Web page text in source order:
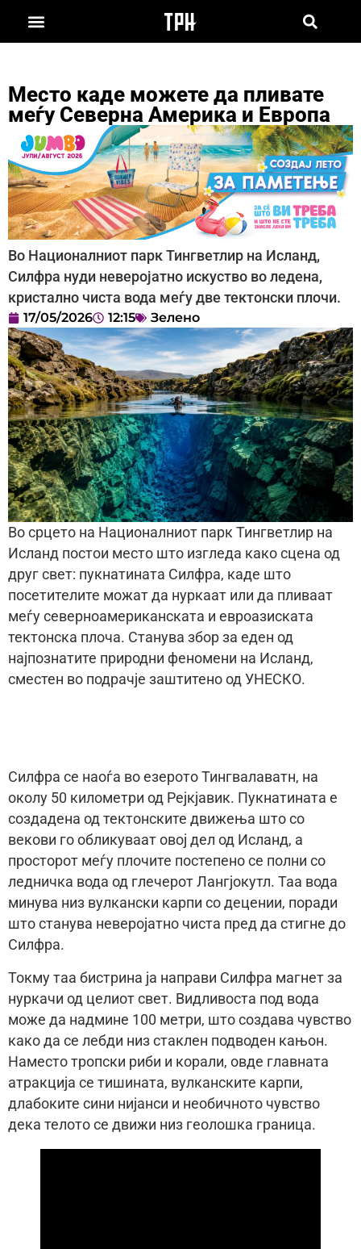
Место каде можете да пливате
меѓу Северна Америка и Европа
Во Националниот парк Тингветлир на Исланд,
Силфра нуди неверојатно искуство во ледена,
кристално чиста вода меѓу две тектонски плочи.
17/05/2026 12:15 Зелено
Во срцето на Националниот парк Тингветлир на
Исланд постои место што изгледа како сцена од
друг свет: пукнатината Силфра, каде што
посетителите можат да нуркаат или да пливаат
меѓу северноамериканската и евроазиската
тектонска плоча. Станува збор за еден од
најпознатите природни феномени на Исланд,
сместен во подрачје заштитено од УНЕСКО.
Силфра се наоѓа во езерото Тингвалаватн, на
околу 50 километри од Рејкјавик. Пукнатината е
создадена од тектонските движења што со
векови го обликуваат овој дел од Исланд, а
просторот меѓу плочите постепено се полни со
ледничка вода од глечерот Лангјокутл. Таа вода
минува низ вулкански карпи со децении, поради
што станува неверојатно чиста пред да стигне до
Силфра.
Токму таа бистрина ја направи Силфра магнет за
нуркачи од целиот свет. Видливоста под вода
може да надмине 100 метри, што создава чувство
како да се лебди низ стаклен подводен кањон.
Наместо тропски риби и корали, овде главната
атракција се тишината, вулканските карпи,
длабоките сини нијанси и необичното чувство
дека телото се движи низ геолошка граница.